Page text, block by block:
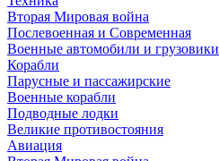
Вторая Мировая война
Послевоенная и Современная
Военные автомобили и грузовики
Корабли
Парусные и пассажирские
Военные корабли
Подводные лодки
Великие противостояния
Авиация